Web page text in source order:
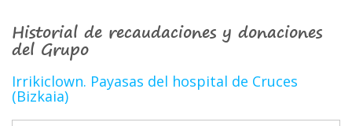
Historial de recaudaciones y donaciones
del Grupo
Irrikiclown. Payasas del hospital de Cruces
(Bizkaia)